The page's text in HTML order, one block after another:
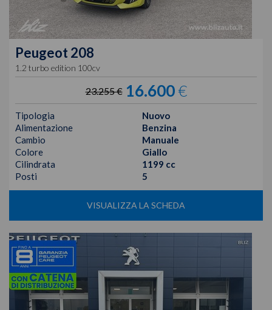
Peugeot 208
1.2 turbo edition 100cv
23.255 € 16.600€
Tipologia
Nuovo
Alimentazione
Benzina
Cambio
Manuale
Colore
Giallo
Cilindrata
1199 cc
Posti
5
VISUALIZZA LA SCHEDA